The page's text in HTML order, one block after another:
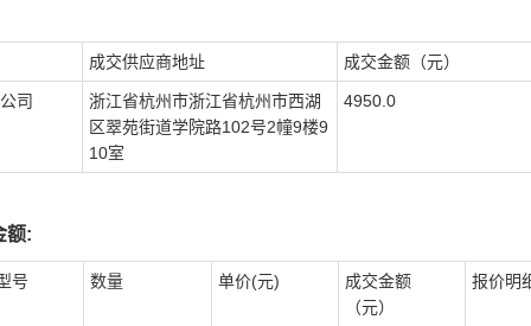
成交供应商地址 成交金额（元）
司
浙江省杭州市浙江省杭州市西湖
区翠苑街道学院路102号2幢9楼9
10室
4950.0
额:
号 数量 单价(元)
成交金额
（元）
报价明